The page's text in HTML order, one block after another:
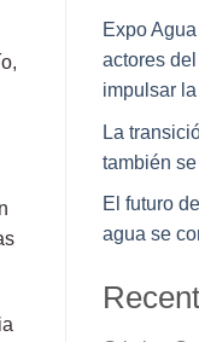
Expo
actores
impulsar
La
también
El futuro
agua se